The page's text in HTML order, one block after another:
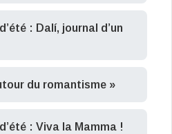
: Dalí, journal d’un
du romantisme »
: Viva la Mamma !